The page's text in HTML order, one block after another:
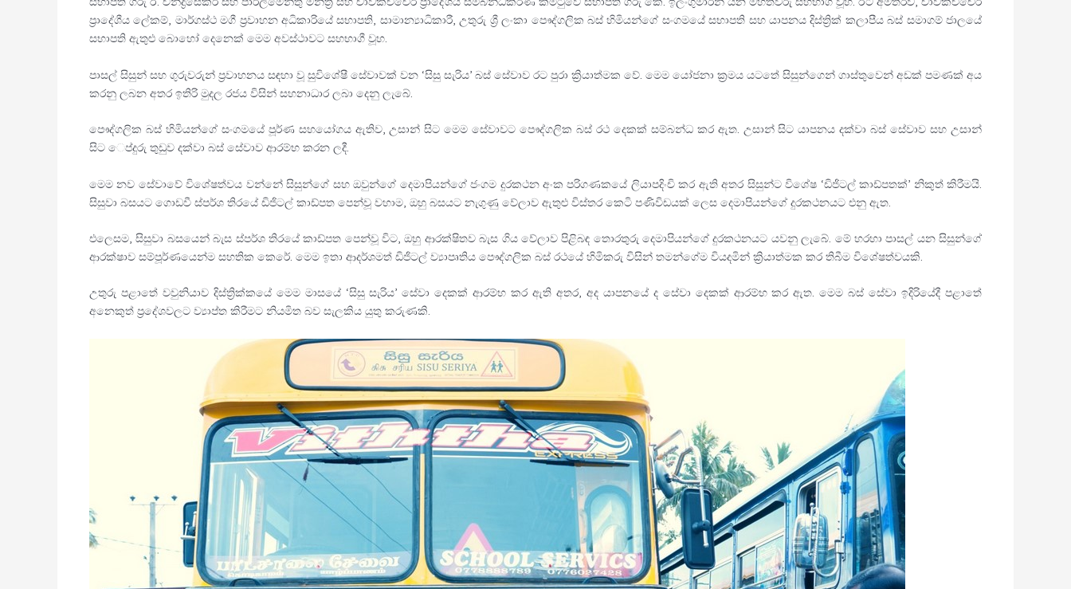
ප්‍රාදේශීය ලේකම්, මාර්ගස්ථ මගී ප්‍රවාහන අධිකාරියේ සභාපති, සාමාන්‍යාධිකාරී, උතුරු ශ්‍රී ලංකා පෞද්ගලික බස් හිමියන්ගේ සංගමයේ සභාපති සහ යාපනය දිස්ත්‍රික් කලාපීය බස් සමාගම් ජාලයේ
සභාපති ඇතුළු බොහෝ දෙනෙක් මෙම අවස්ථාවට සහභාගී වූහ.
පාසල් සිසුන් සහ ගුරුවරුන් ප්‍රවාහනය සඳහා වූ සුවිශේෂී සේවාවක් වන ‘සිසු සැරිය’ බස් සේවාව රට පුරා ක්‍රියාත්මක වේ. මෙම යෝජනා ක්‍රමය යටතේ සිසුන්ගෙන් ගාස්තුවෙන් අඩක් පමණක් අය
කරනු ලබන අතර ඉතිරි මුදල රජය විසින් සහනාධාර ලබා දෙනු ලැබේ.
පෞද්ගලික බස් හිමියන්ගේ සංගමයේ පූර්ණ සහයෝගය ඇතිව, උසාන් සිට මෙම සේවාවට පෞද්ගලික බස් රථ දෙකක් සම්බන්ධ කර ඇත. උසාන් සිට යාපනය දක්වා බස් සේවාව සහ උසාන්
සිට ෙප්දුරු තුඩුව දක්වා බස් සේවාව ආරම්භ කරන ලදී.
මෙම නව සේවාවේ විශේෂත්වය වන්නේ සිසුන්ගේ සහ ඔවුන්ගේ දෙමාපියන්ගේ ජංගම දුරකථන අංක පරිගණකයේ ලියාපදිංචි කර ඇති අතර සිසුන්ට විශේෂ ‘ඩිජිටල් කාඩ්පතක්’ නිකුත් කිරීමයි.
සිසුවා බසයට ගොඩවී ස්පර්ශ තිරයේ ඩිජිටල් කාඩ්පත පෙන්වූ වහාම, ඔහු බසයට නැගුණු වේලාව ඇතුළු විස්තර කෙටි පණිවිඩයක් ලෙස දෙමාපියන්ගේ දුරකථනයට එනු ඇත.
එලෙසම, සිසුවා බසයෙන් බැස ස්පර්ශ තිරයේ කාඩ්පත පෙන්වූ විට, ඔහු ආරක්ෂිතව බැස ගිය වේලාව පිළිබඳ තොරතුරු දෙමාපියන්ගේ දුරකථනයට යවනු ලැබේ. මේ හරහා පාසල් යන සිසුන්ගේ
ආරක්ෂාව සම්පූර්ණයෙන්ම සහතික කෙරේ. මෙම ඉතා ආදර්ශමත් ඩිජිටල් ව්‍යාපෘතිය පෞද්ගලික බස් රථයේ හිමිකරු විසින් තමන්ගේම වියදමින් ක්‍රියාත්මක කර තිබීම විශේෂත්වයකි.
උතුරු පළාතේ වවුනියාව දිස්ත්‍රික්කයේ මෙම මාසයේ ‘සිසු සැරිය’ සේවා දෙකක් ආරම්භ කර ඇති අතර, අද යාපනයේ ද සේවා දෙකක් ආරම්භ කර ඇත. මෙම බස් සේවා ඉදිරියේදී පළාතේ
අනෙකුත් ප්‍රදේශවලට ව්‍යාප්ත කිරීමට නියමිත බව සැලකිය යුතු කරුණකි.